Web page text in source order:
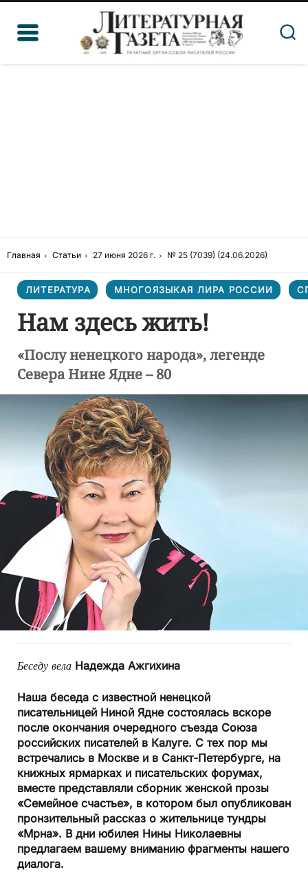
Главная Статьи 27 июня 2026 г. № 25 (7039) (24.06.2026)
ЛИТЕРАТУРА МНОГОЯЗЫКАЯ ЛИРА РОССИИ
Нам здесь жить!
«Послу ненецкого народа», легенде
Севера Нине Ядне – 80
Беседу вела Надежда Ажгихина
Наша беседа с известной ненецкой
писательницей Ниной Ядне состоялась вскоре
после окончания очередного съезда Союза
российских писателей в Калуге. С тех пор мы
встречались в Москве и в Санкт-Петербурге, на
книжных ярмарках и писательских форумах,
вместе представляли сборник женской прозы
«Семейное счастье», в котором был опубликован
пронзительный рассказ о жительнице тундры
«Мрна». В дни юбилея Нины Николаевны
предлагаем вашему вниманию фрагменты нашего
диалога.